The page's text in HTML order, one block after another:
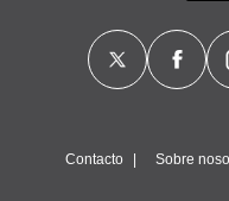
Contacto Sobre